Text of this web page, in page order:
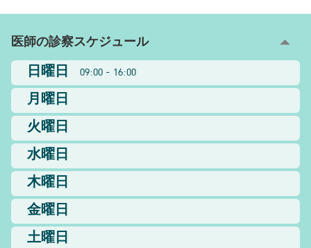
医師の診察スケジュール
日曜日
09:00 - 16:00
月曜日
火曜日
水曜日
木曜日
金曜日
土曜日